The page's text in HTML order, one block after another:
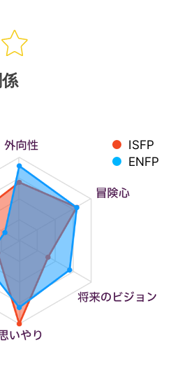
ISFP
ENFP